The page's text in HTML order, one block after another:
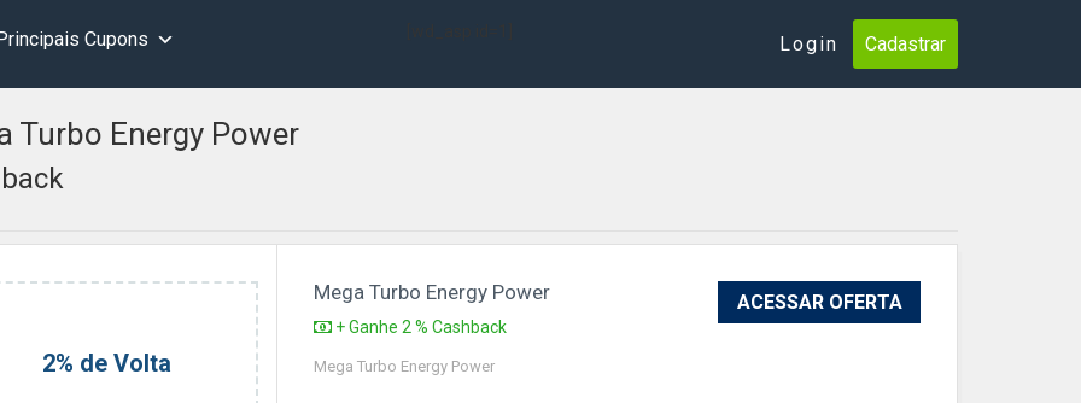
Cupons Login Cadastrar
Turbo Energy Power
2% de Volta
Mega Turbo Energy Power
+ Ganhe 2 % Cashback
ACESSAR OFERTA
Mega Turbo Energy Power